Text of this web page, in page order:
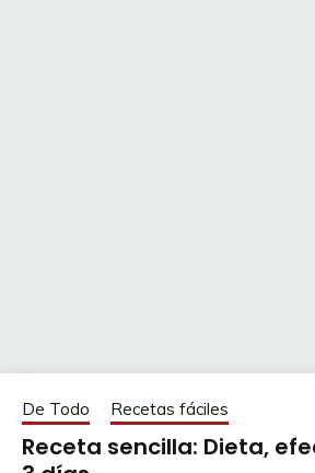
De Todo Recetas fáciles
Receta sencilla: Dieta,